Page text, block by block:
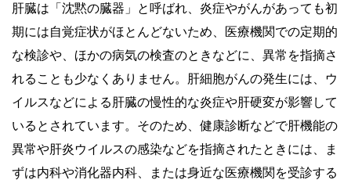
肝臓は「沈黙の臓器」と呼ばれ、炎症やがんがあっても初
期には自覚症状がほとんどないため、医療機関での定期的
な検診や、ほかの病気の検査のときなどに、異常を指摘さ
れることも少なくありません。肝細胞がんの発生には、ウ
イルスなどによる肝臓の慢性的な炎症や肝硬変が影響して
いるとされています。そのため、健康診断などで肝機能の
異常や肝炎ウイルスの感染などを指摘されたときには、ま
ずは内科や消化器内科、または身近な医療機関を受診する